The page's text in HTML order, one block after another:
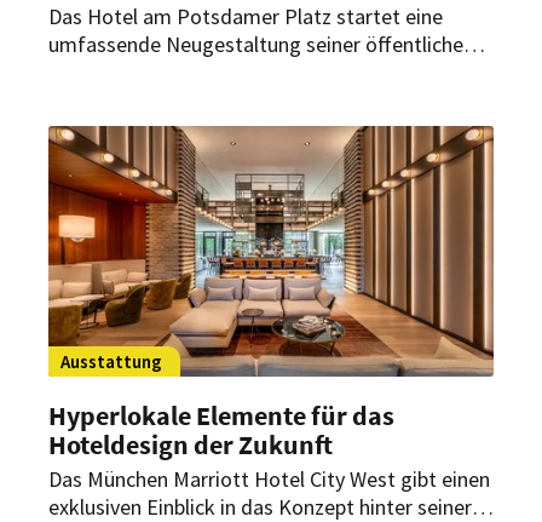
Das Hotel am Potsdamer Platz startet eine
umfassende Neugestaltung seiner öffentlichen
kosmopolitische Eleganz entstehen.
Ausstattung
Hyperlokale Elemente für das
Hoteldesign der Zukunft
Das München Marriott Hotel City West gibt einen
exklusiven Einblick in das Konzept hinter seiner